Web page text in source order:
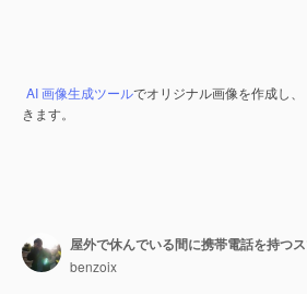
AI 画像生成ツールでオリジナル画像を作成し、
きます。
benzoix